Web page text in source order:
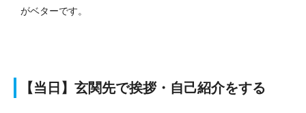
がベターです。
【当日】玄関先で挨拶・自己紹介をする